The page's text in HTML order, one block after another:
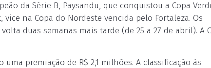
da Série B, Paysandu, que conquistou a Copa
na Copa do Nordeste vencida pelo Fortaleza. Os
duas semanas mais tarde (de 25 a 27 de abril). A
premiação de R$ 2,1 milhões. A classificação às